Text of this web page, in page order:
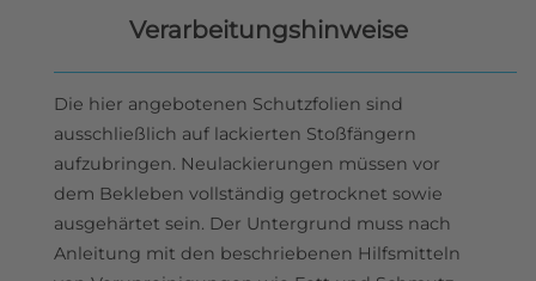
Verarbeitungshinweise
Die hier angebotenen Schutzfolien sind
ausschließlich auf lackierten Stoßfängern
aufzubringen. Neulackierungen müssen vor
dem Bekleben vollständig getrocknet sowie
ausgehärtet sein. Der Untergrund muss nach
Anleitung mit den beschriebenen Hilfsmitteln